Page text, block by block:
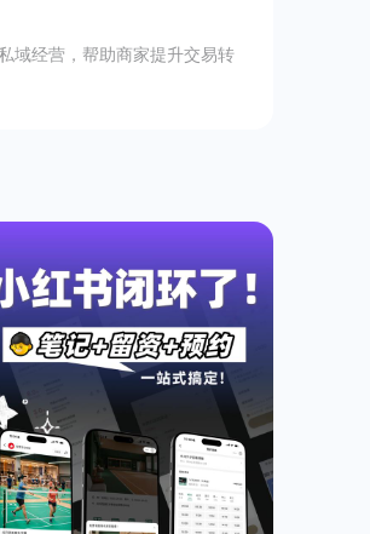
域经营，帮助商家提升交易转